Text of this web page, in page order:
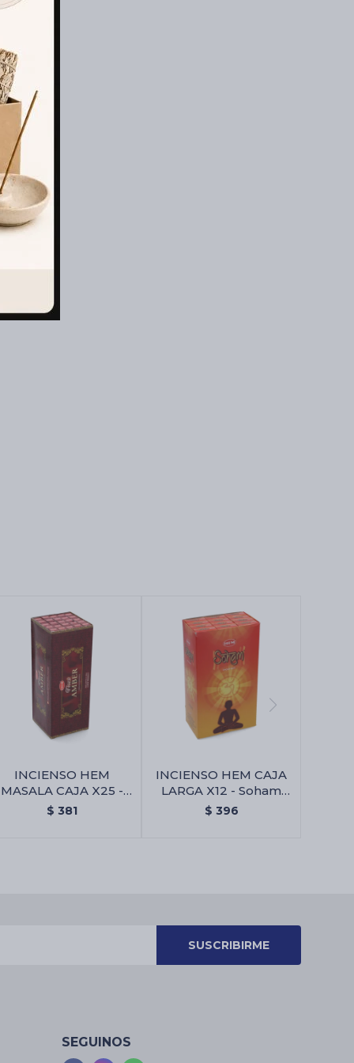
INCIENSO HEM
MASALA CAJA X25 -
Ambar
$ 381
INCIENSO HEM CAJA
LARGA X12 - Soham
Dhoop Batti
$ 396
SUSCRIBIRME
SEGUINOS